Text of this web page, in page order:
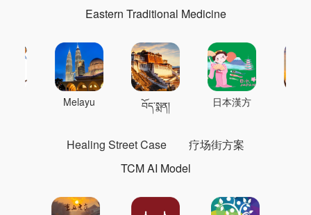
Eastern Traditional Medicine
Melayu བོད་སྨན། 日本漢方
Healing Street Case
疗场街方案
TCM AI Model